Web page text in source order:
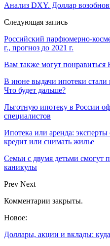
Анализ DXY. Доллар
Следующая запись
Российский парфюмерно-
г., прогноз до 2021 г.
Вам также могут понравиться
В июне выдачи ипотеки стали
Что будет дальше?
Льготную ипотеку в России
специалистов
Ипотека или аренда:
кредит или снимать жилье
Семьи с двумя детьми смогут
каникулы
Prev Next
Комментарии закрыты.
Новое:
Доллары, акции и вклады: